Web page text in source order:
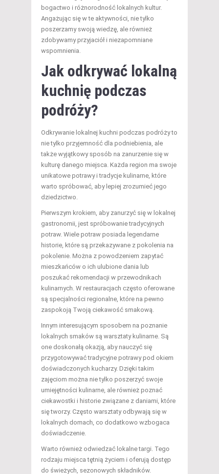
bogactwo i różnorodność lokalnych kultur.
Angażując się w te aktywności, nie tylko
poszerzamy swoją wiedzę, ale również
zdobywamy przyjaciół i niezapomniane
wspomnienia.
Jak odkrywać lokalną
kuchnię podczas
podróży?
Odkrywanie lokalnej kuchni podczas podróży to
nie tylko przyjemność dla podniebienia, ale
także wyjątkowy sposób na zanurzenie się w
kulturę danego miejsca. Każda region ma swoje
unikatowe potrawy i tradycje kulinarne, które
warto spróbować, aby lepiej zrozumieć jego
dziedzictwo.
Pierwszym krokiem, aby zanurzyć się w lokalnej
gastronomii, jest spróbowanie tradycyjnych
potraw. Wiele potraw posiada legendarne
historie, które są przekazywane z pokolenia na
pokolenie. Można z powodzeniem zapytać
mieszkańców o ich ulubione dania lub
poszukać rekomendacji w przewodnikach
kulinarnych. W restauracjach często oferowane
są specjalności regionalne, które na pewno
zaspokoją Twoją ciekawość smakową.
Innym interesującym sposobem na poznanie
lokalnych smaków są warsztaty kulinarne. Są
one doskonałą okazją, aby nauczyć się
przygotowywać tradycyjne potrawy pod okiem
doświadczonych kucharzy. Dzięki takim
zajęciom można nie tylko poszerzyć swoje
umiejętności kulinarne, ale również poznać
ciekawostki i historie związane z daniami, które
się tworzy. Często warsztaty odbywają się w
lokalnych domach, co dodatkowo wzbogaca
doświadczenie.
Warto również odwiedzać lokalne targi. Tego
rodzaju miejsca tętnią życiem i oferują dostęp
do świeżych, sezonowych składników.